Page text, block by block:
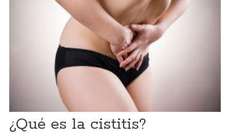
¿Qué es la cistitis?